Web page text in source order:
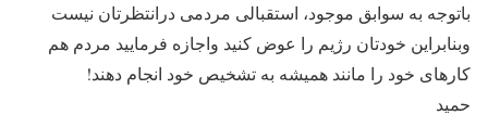
باتوجه به سوابق موجود، استقبالی مردمی درانتظرتان نیست
وبنابراین خودتان رژیم را عوض کنید واجازه فرمایید مردم هم
کارهای خود را مانند همیشه به تشخیص خود انجام دهند!
حمید